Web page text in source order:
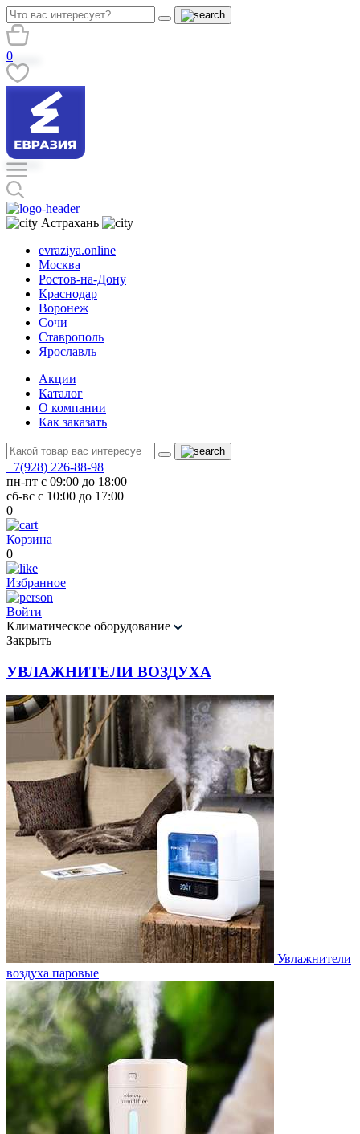
0
Астрахань
evraziya.online
Москва
Ростов-на-Дону
Краснодар
Воронеж
Сочи
Ставрополь
Ярославль
Акции
Каталог
О компании
Как заказать
+7(928) 226-88-98
пн-пт с 09:00 до 18:00
сб-вс с 10:00 до 17:00
0
Корзина
0
Избранное
Войти
Климатическое оборудование
Закрыть
УВЛАЖНИТЕЛИ ВОЗДУХА
Увлажнители
воздуха паровые